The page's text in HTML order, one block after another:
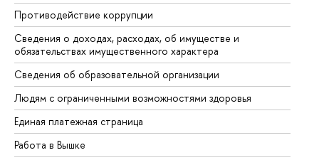
Противодействие коррупции
Сведения о доходах, расходах, об имуществе и
обязательствах имущественного характера
Сведения об образовательной организации
Людям с ограниченными возможностями здоровья
Единая платежная страница
Работа в Вышке